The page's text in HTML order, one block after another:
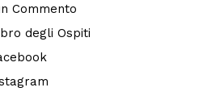
Commento
degli Ospiti